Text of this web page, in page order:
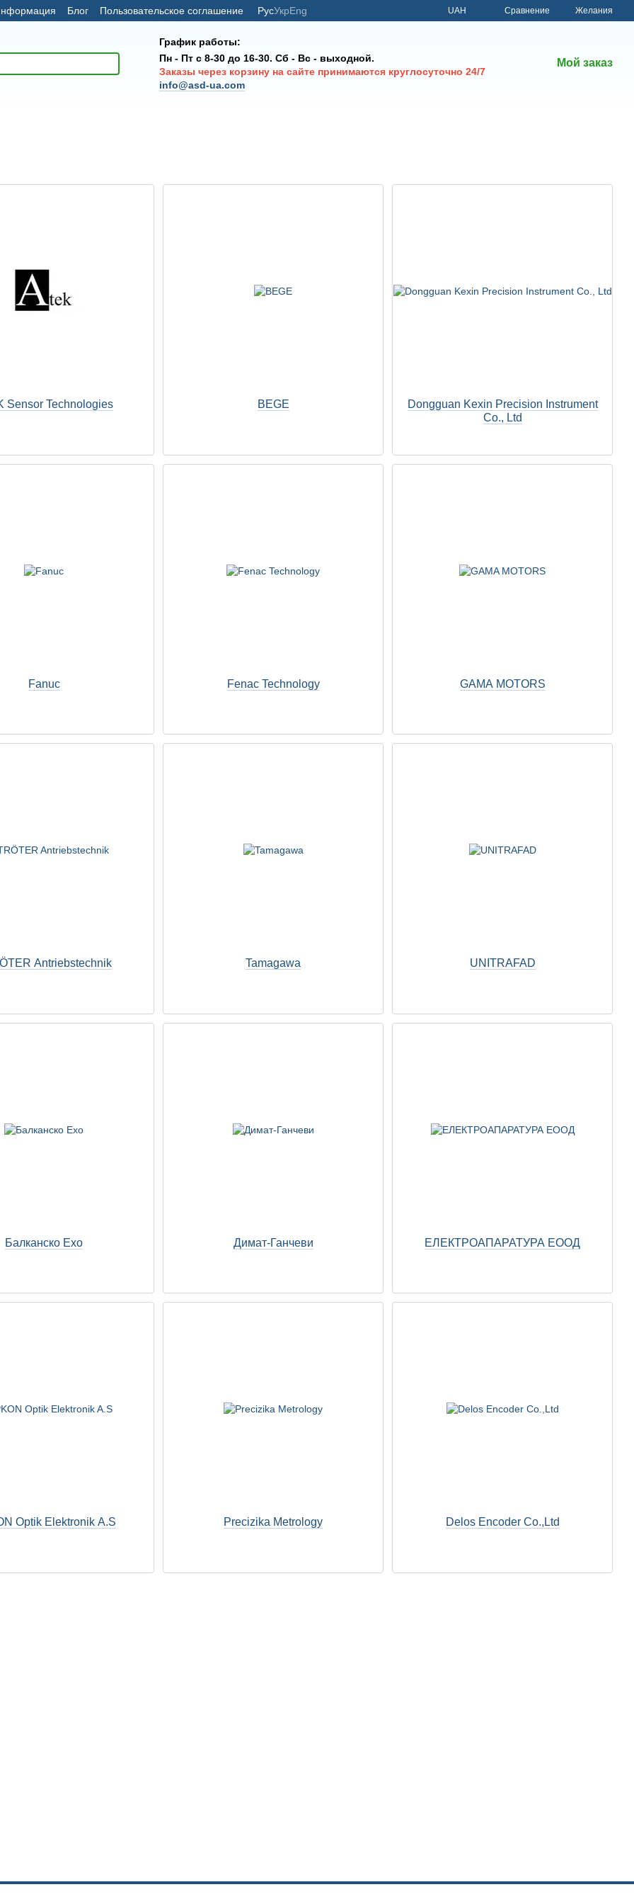
Блог Пользовательское соглашение РусУкрEng UAH Сравнение Желания
График работы:
Пн - Пт с 8-30 до 16-30. Сб - Вс - выходной.
Заказы через корзину на сайте принимаются круглосуточно 24/7
info@asd-ua.com
Мой заказ
Sensor Technologies BEGE
Dongguan Kexin Precision Instrument
Co., Ltd
Fanuc Fenac Technology GAMA MOTORS
Antriebstechnik Tamagawa UNITRAFAD
Балканско Ехо Димат-Ганчеви ЕЛЕКТРОАПАРАТУРА ЕООД
Optik Elektronik A.S Precizika Metrology Delos Encoder Co.,Ltd